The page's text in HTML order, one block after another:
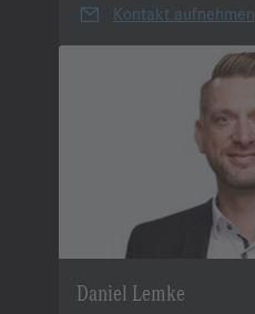
Kontakt aufnehmen
Daniel Lemke